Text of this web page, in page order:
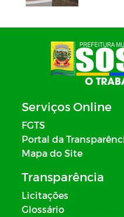
Serviços Online
FGTS
Portal da
Mapa do Site
Transparência
Licitações
Glossário